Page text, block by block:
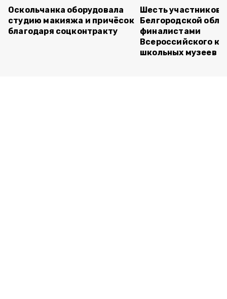
Оскольчанка оборудовала
студию макияжа и причёсок
благодаря соцконтракту
Шесть участников
Белгородской
финалистами
Всероссийского
школьных музеев